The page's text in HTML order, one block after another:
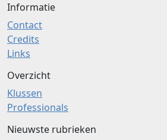
Informatie
Contact
Credits
Links
Overzicht
Klussen
Professionals
Nieuwste rubrieken